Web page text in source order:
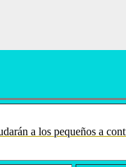
a los pequeños a